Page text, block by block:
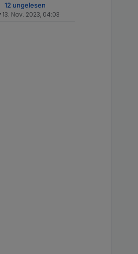
12 ungelesen
13. Nov. 2023, 04:03